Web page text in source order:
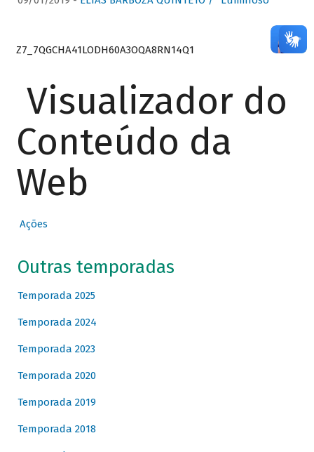
Z7_7QGCHA41LODH60A3OQA8RN14Q1
Visualizador do
Conteúdo da
Web
Ações
Outras temporadas
Temporada 2025
Temporada 2024
Temporada 2023
Temporada 2020
Temporada 2019
Temporada 2018